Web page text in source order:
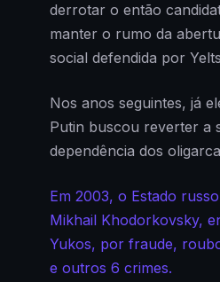
derrotar o então
manter o rumo da
social defendida por
Nos anos seguintes, já
Putin buscou reverter a
dependência dos
Em 2003, o Estado
Mikhail Khodorkovsky,
Yukos, por fraude,
e outros 6 crimes.